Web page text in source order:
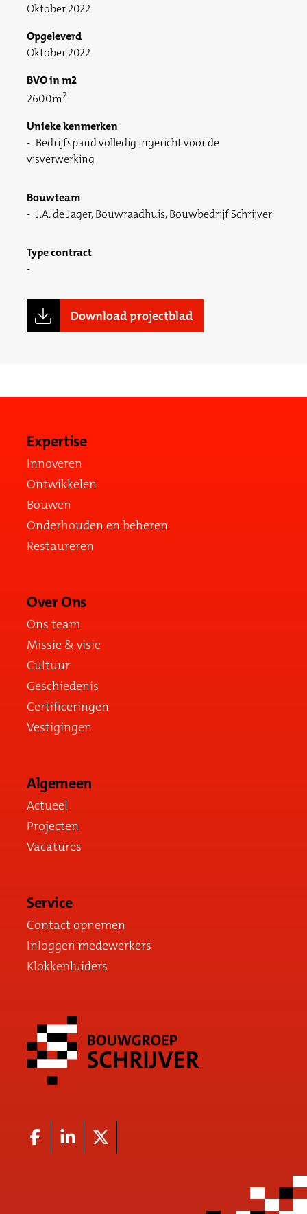
Oktober 2022
Opgeleverd
Oktober 2022
BVO in m2
2600m2
Unieke kenmerken
Bedrijfspand volledig ingericht voor de
visverwerking
Bouwteam
J.A. de Jager, Bouwraadhuis, Bouwbedrijf Schrijver
Type contract
Download projectblad
Expertise
Innoveren
Ontwikkelen
Bouwen
Onderhouden en beheren
Restaureren
Over Ons
Ons team
Missie & visie
Cultuur
Geschiedenis
Certificeringen
Vestigingen
Algemeen
Actueel
Projecten
Vacatures
Service
Contact opnemen
Inloggen medewerkers
Klokkenluiders